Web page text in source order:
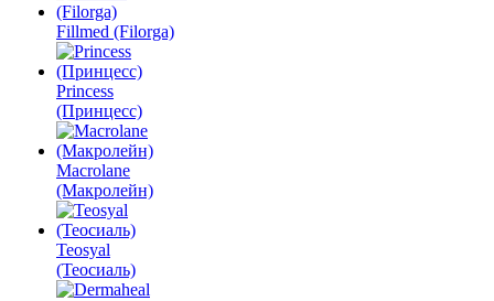
Fillmed (Filorga)
Princess
(Принцесс)
Macrolane
(Макролейн)
Teosyal
(Теосиаль)